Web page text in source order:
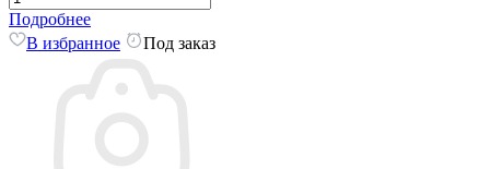
Подробнее
В избранное
Под заказ